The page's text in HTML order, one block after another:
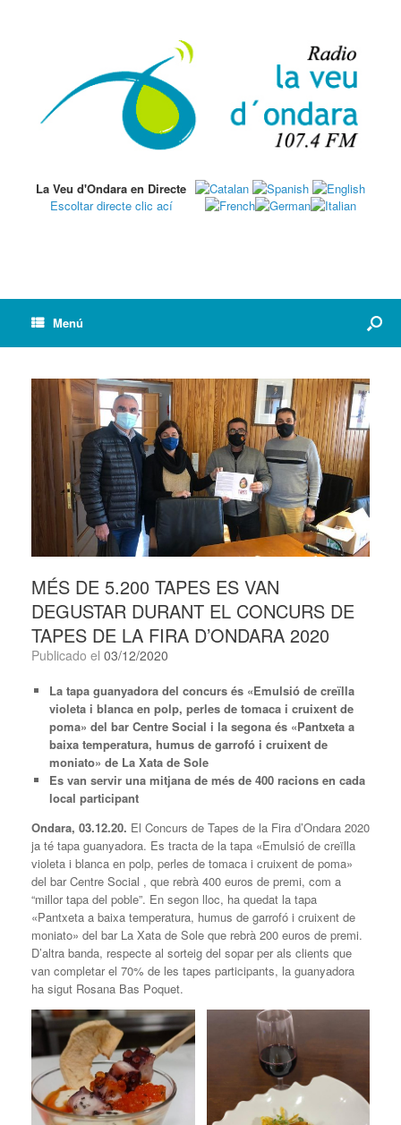
La Veu d'Ondara en Directe
Escoltar directe clic ací
Menú
MÉS DE 5.200 TAPES ES VAN
DEGUSTAR DURANT EL CONCURS DE
TAPES DE LA FIRA D’ONDARA 2020
Publicado el 03/12/2020
La tapa guanyadora del concurs és «Emulsió de creïlla
violeta i blanca en polp, perles de tomaca i cruixent de
poma» del bar Centre Social i la segona és «Pantxeta a
baixa temperatura, humus de garrofó i cruixent de
moniato» de La Xata de Sole
Es van servir una mitjana de més de 400 racions en cada
local participant
Ondara, 03.12.20. El Concurs de Tapes de la Fira d’Ondara 2020
ja té tapa guanyadora. Es tracta de la tapa «Emulsió de creïlla
violeta i blanca en polp, perles de tomaca i cruixent de poma»
del bar Centre Social , que rebrà 400 euros de premi, com a
“millor tapa del poble”. En segon lloc, ha quedat la tapa
«Pantxeta a baixa temperatura, humus de garrofó i cruixent de
moniato» del bar La Xata de Sole que rebrà 200 euros de premi.
D’altra banda, respecte al sorteig del sopar per als clients que
van completar el 70% de les tapes participants, la guanyadora
ha sigut Rosana Bas Poquet.